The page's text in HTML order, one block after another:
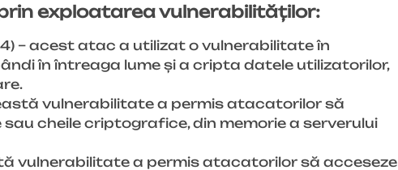
exploatarea vulnerabilităților:
– acest atac a utilizat o vulnerabilitate în
în întreaga lume și a cripta datele utilizatorilor,
vulnerabilitate a permis atacatorilor să
cheile criptografice, din memorie a serverului
vulnerabilitate a permis atacatorilor să acceseze